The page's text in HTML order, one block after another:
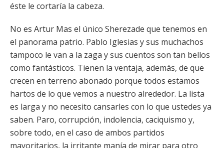
éste le cortaría la cabeza.
No es Artur Mas el único Sherezade que tenemos en
el panorama patrio. Pablo Iglesias y sus muchachos
tampoco le van a la zaga y sus cuentos son tan bellos
como fantásticos. Tienen la ventaja, además, de que
crecen en terreno abonado porque todos estamos
hartos de lo que vemos a nuestro alrededor. La lista
es larga y no necesito cansarles con lo que ustedes ya
saben. Paro, corrupción, indolencia, caciquismo y,
sobre todo, en el caso de ambos partidos
mayoritarios, la irritante manía de mirar para otro